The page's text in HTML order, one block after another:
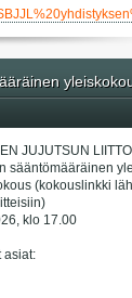
JUJUTSUN
sääntömääräinen
(kokouslinkki
klo 17.00
asiat: